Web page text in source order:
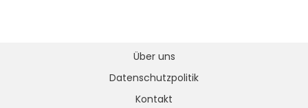
Über uns
Datenschutzpolitik
Kontakt